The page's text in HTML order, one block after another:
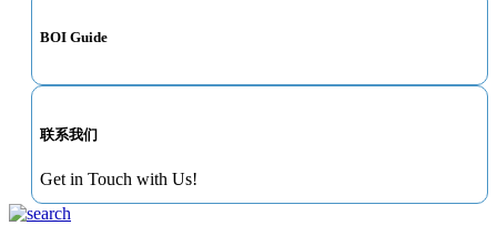
BOI Guide
联系我们
Get in Touch with Us!